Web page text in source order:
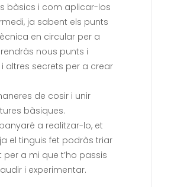
bàsics i com aplicar-los
ja sabent els punts
en circular per a
nous punts i
altres secrets per a crear
de cosir i unir
bàsiques.
a realitzar-lo, et
el tinguis fet podràs triar
a mi que t’ho passis
i experimentar.